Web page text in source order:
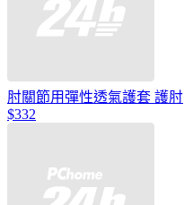
肘關節用彈性透氣護套 護肘
$332